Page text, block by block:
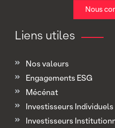
Nous
Liens utiles
Nos valeurs
Engagements ESG
Mécénat
Investisseurs Individuels
Investisseurs